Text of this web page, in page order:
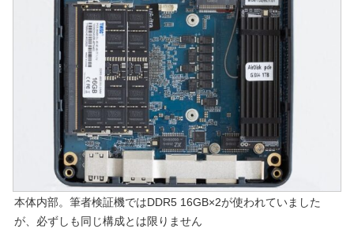
本体内部。筆者検証機ではDDR5 16GB×2が使われていました
が、必ずしも同じ構成とは限りません